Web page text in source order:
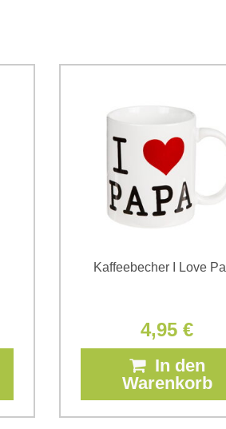
Daten zum Zwecke der
(Erforderlich)
Kaffeebecher I Love
4,95 €
In den
Warenkorb